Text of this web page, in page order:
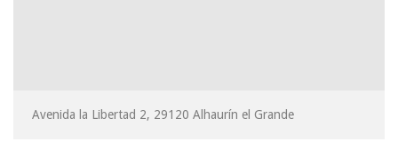
Avenida la Libertad 2, 29120 Alhaurín el Grande